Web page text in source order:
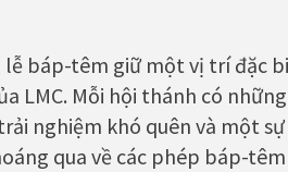
lễ báp-têm giữ một vị trí đặc
LMC. Mỗi hội thánh có
nghiệm khó quên và một
qua về các phép báp-